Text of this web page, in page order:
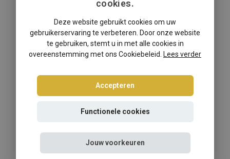
cookies.
Deze website gebruikt cookies om uw
gebruikerservaring te verbeteren. Door onze website
te gebruiken, stemt u in met alle cookies in
overeenstemming met ons Cookiebeleid.
Lees verder
Accepteren
Functionele cookies
Jouw voorkeuren